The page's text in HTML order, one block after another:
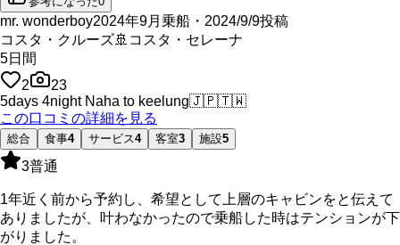
mr. wonderboy2024年9月乗船・2024/9/9投稿
コスタ・クルーズ🚢 コスタ・セレーナ
5日間
2
23
5days 4night Naha to keelung🇯🇵🇹🇼
この口コミの詳細を見る
総合 食事4 サービス4 客室3 施設5
3普通
1年近く前から予約し、希望として上層のキャビンをと伝えて
ありましたが、叶わなかったので乗船した時はテンションが下
がりました。